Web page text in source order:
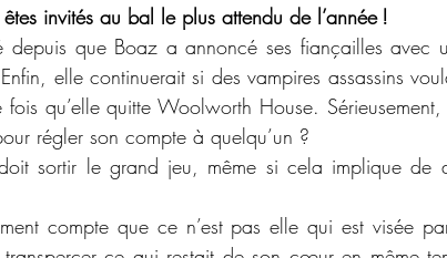
invités au bal le plus attendu de l’année !
que Boaz a annoncé ses fiançailles avec
elle continuerait si des vampires assassins
qu’elle quitte Woolworth House.
régler son compte à quelqu’un ?
sortir le grand jeu, même si cela implique de
compte que ce n’est pas elle qui est visée